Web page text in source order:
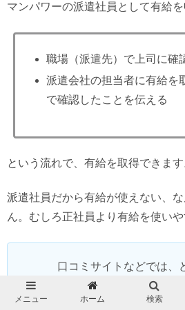
マンパワーの派遣社員として有給を
職場（派遣先）で上司に確
派遣会社の担当者に有給を
で確認したことを伝える
という流れで、有給を取得できます
派遣社員だから有給が使えない、
ん。むしろ正社員より有給を使いや
口コミサイトなどでは、
も「有給がとりづらか
ミが少数あるのも事実で
メニュー ホーム 検索